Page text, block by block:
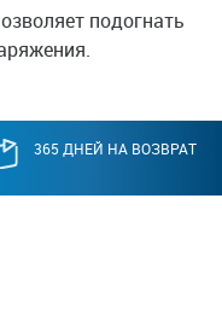
подогнать
365 ДНЕЙ НА ВОЗВРАТ